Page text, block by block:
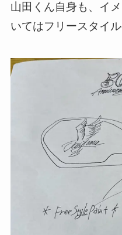
山田くん自身も、イ
いてはフリースタイ